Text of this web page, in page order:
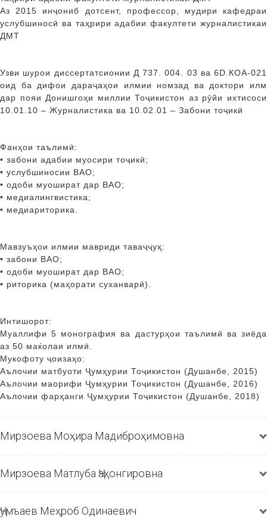
Аз 2015 инҷониб дотсент, профессор, мудири кафедраи
услубшиносӣ ва таҳрири адабии факултети журналистикаи
ДМТ
Узви шурои диссертатсионии Д 737. 004. 03 ва 6D.КОА-021
оид ба дифои дараҷаҳои илмии номзад ва доктори илм
дар пояи Донишгоҳи миллии Тоҷикистон аз рӯйи ихтисоси
10.01.10 – Журналистика ва 10.02.01 – Забони тоҷикӣ
Фанҳои таълимӣ:
• забони адабии муосири тоҷикӣ;
• услубшиносии ВАО;
• одоби муошират дар ВАО;
• медиалингвистика;
• медиариторика.
Мавзуъҳои илмии мавриди таваҷҷуҳ:
• забони ВАО;
• одоби муошират дар ВАО;
• риторика (маҳорати суханварӣ).
Интишорот:
Муаллифи 5 монография ва дастурҳои таълимӣ ва зиёда
аз 50 маќолаи илмӣ.
Мукофоту ҷоизаҳо:
Аълочии матбуоти Ҷумҳурии Тоҷикистон (Душанбе, 2015)
Аълочии маорифи Ҷумҳурии Тоҷикистон (Душанбе, 2016)
Аълочии фарҳанги Ҷумҳурии Тоҷикистон (Душанбе, 2018)
Мирзоева Моҳира Мадиброҳимовна
Мирзоева Матлуба Ҷаҳонгировна
Ҷумъаев Меҳроб Одинаевич